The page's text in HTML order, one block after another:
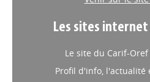
Les sites
Le site du Carif-
Profil d'info, l'actualité